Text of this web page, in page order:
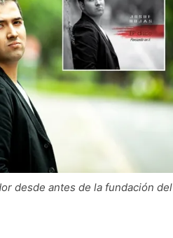
desde antes de la fundación del